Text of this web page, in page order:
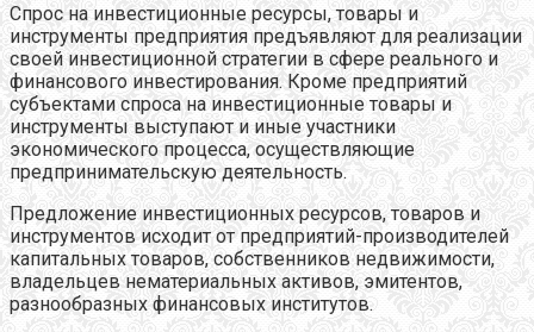
Спрос на инвестиционные ресурсы, товары и
инструменты предприятия предъявляют для реализации
своей инвестиционной стратегии в сфере реального и
финансового инвестирования. Кроме предприятий
субъектами спроса на инвестиционные товары и
инструменты выступают и иные участники
экономического процесса, осуществляющие
предпринимательскую деятельность.
Предложение инвестиционных ресурсов, товаров и
инструментов исходит от предприятий-производителей
капитальных товаров, собственников недвижимости,
владельцев нематериальных активов, эмитентов,
разнообразных финансовых институтов.